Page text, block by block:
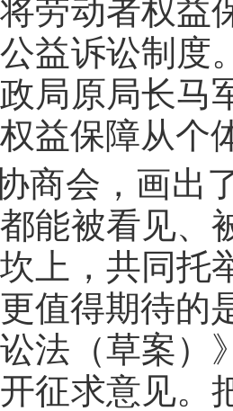
劳动者权益
益诉讼制度
局原局长马
益保障从个
商会，画出
能被看见、
上，共同托
值得期待的
法（草案）
征求意见。